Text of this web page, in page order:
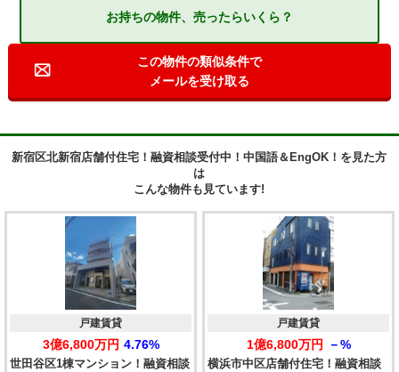
お持ちの物件、売ったらいくら？
この物件の類似条件で
メールを受け取る
新宿区北新宿店舗付住宅！融資相談受付中！中国語＆EngOK！を見た方
は
こんな物件も見ています!
世田谷区1棟マンション！融資相談
戸建賃貸
3億6,800万円 4.76%
横浜市中区店舗付住宅！融資相談
戸建賃貸
1億6,800万円 －%